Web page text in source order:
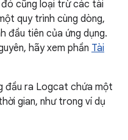
cũng loại trừ các tài
quy trình cùng dòng,
đầu tiên của ứng dụng.
hãy xem phần Tài
đầu ra Logcat chứa một
gian, như trong ví dụ